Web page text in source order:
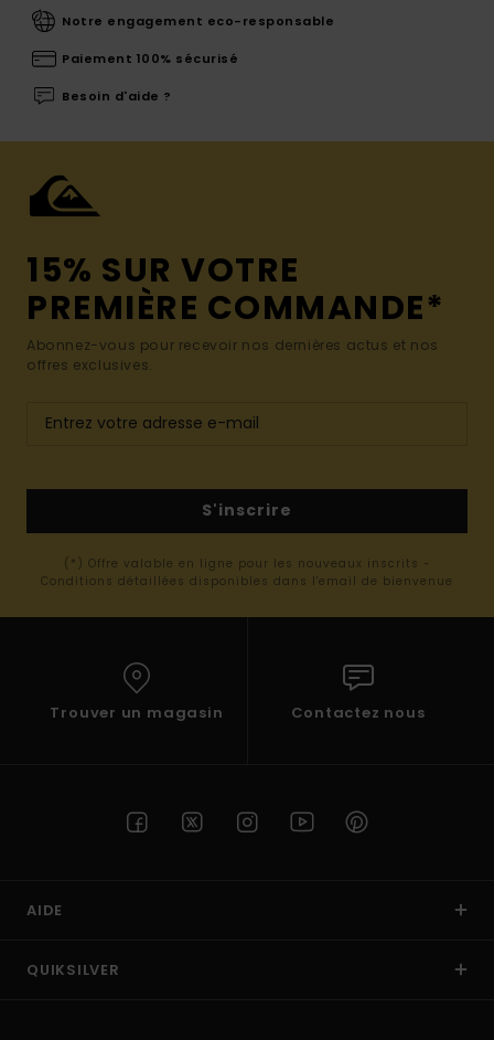
Notre engagement eco-responsable
Paiement 100% sécurisé
Besoin d'aide ?
15% SUR VOTRE
PREMIÈRE COMMANDE*
Abonnez-vous pour recevoir nos dernières actus et nos
offres exclusives.
S'inscrire
(*) Offre valable en ligne pour les nouveaux inscrits -
Conditions détaillées disponibles dans l'email de bienvenue
Trouver un magasin Contactez nous
AIDE
QUIKSILVER